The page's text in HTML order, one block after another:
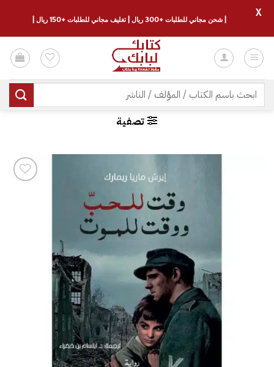
للمحتوى
البحث
عن:
تصفية
| شحن مجاني للطلبات +300 ريال | تغليف مجاني للطلبات +150 ريال |
X